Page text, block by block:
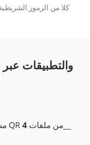
مسح الرموز الشريطية ورموز QR من ملفات 4